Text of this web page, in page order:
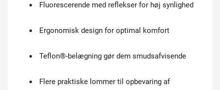
Fluorescerende med reflekser for høj synlighed
Ergonomisk design for optimal komfort
Teflon®-belægning gør dem smudsafvisende
Flere praktiske lommer til opbevaring af